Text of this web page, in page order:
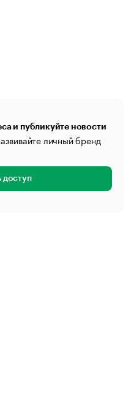
и публикуйте новости
личный бренд
доступ